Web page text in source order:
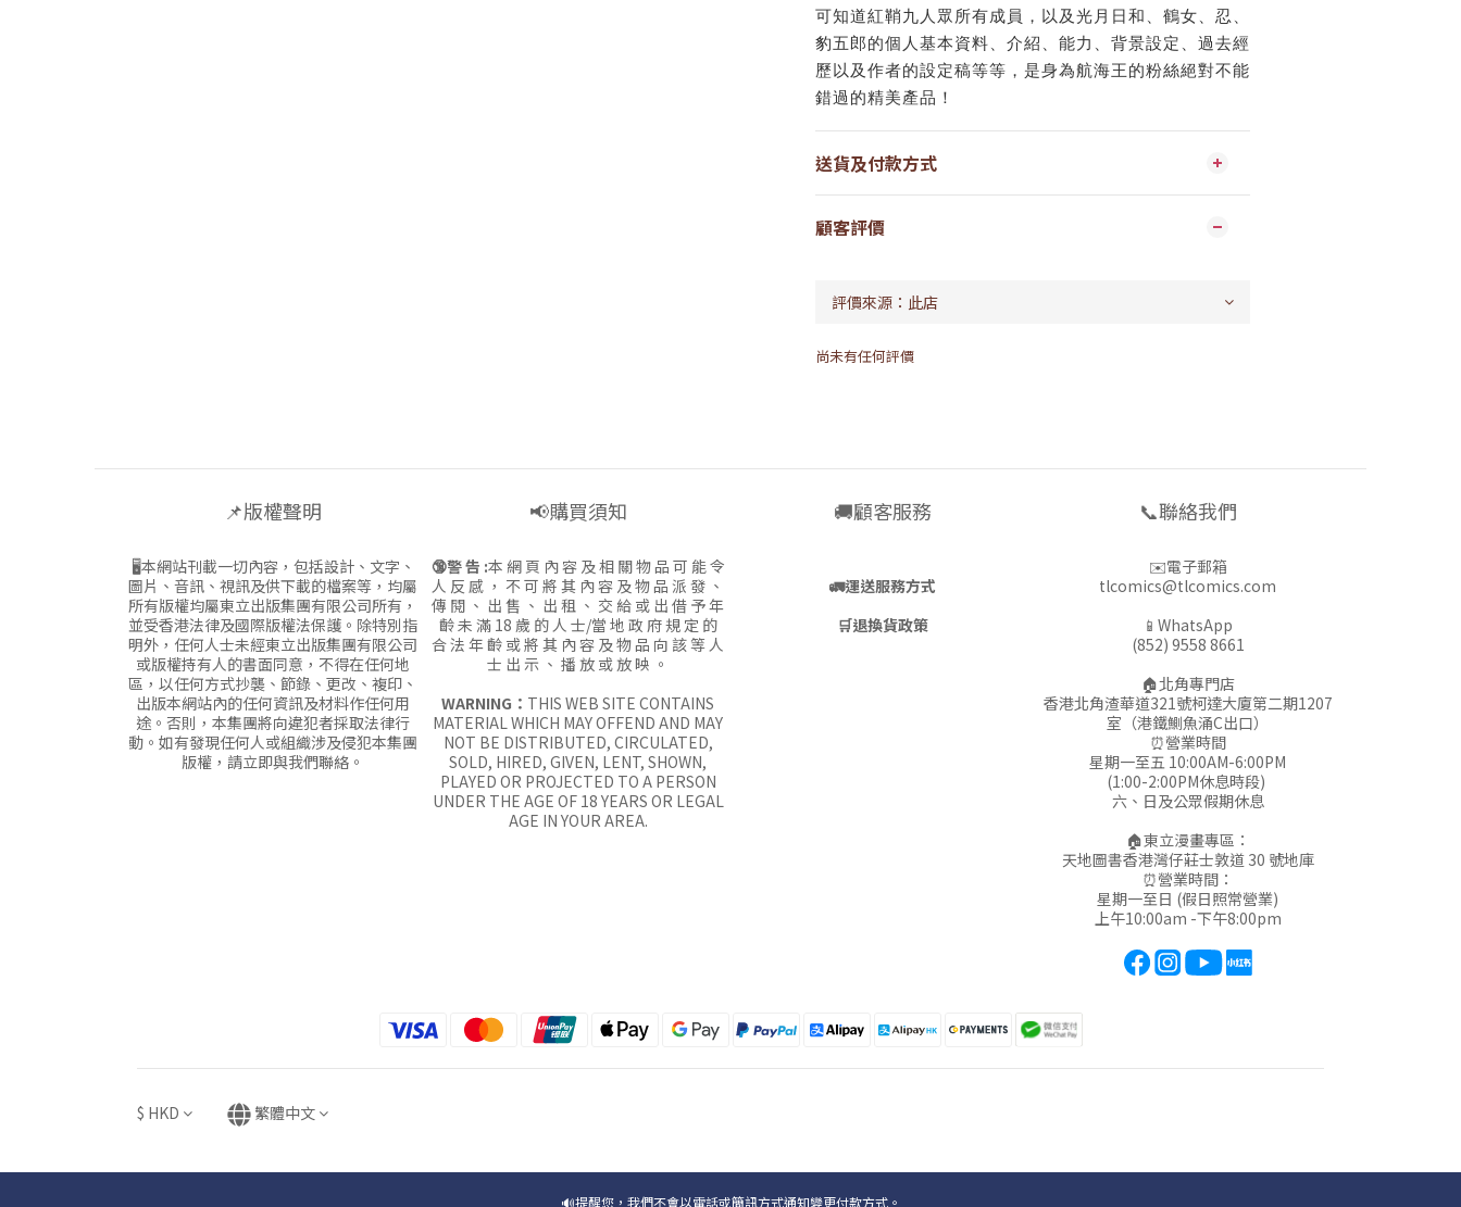
可知道紅鞘九人眾所有成員，以及光月日和、鶴女、忍、
豹五郎的個人基本資料、介紹、能力、背景設定、過去經
歷以及作者的設定稿等等，是身為航海王的粉絲絕對不能
錯過的精美產品！
送貨及付款方式
顧客評價
尚未有任何評價
📌版權聲明
🖥本網站刊載一切內容，包括設計、文字、
圖片、音訊、視訊及供下載的檔案等，均屬
所有版權均屬東立出版集團有限公司所有，
並受香港法律及國際版權法保護。除特別指
明外，任何人士未經東立出版集團有限公司
或版權持有人的書面同意，不得在任何地
區，以任何方式抄襲、節錄、更改、複印、
出版本網站內的任何資訊及材料作任何用
途。否則，本集團將向違犯者採取法律行
動。如有發現任何人或組織涉及侵犯本集團
版權，請立即與我們聯絡。
📢購買須知
🔞警 告 :本 網 頁 內 容 及 相 關 物 品 可 能 令
人 反 感 ， 不 可 將 其 內 容 及 物 品 派 發 、
傳 閱 、 出 售 、 出 租 、 交 給 或 出 借 予 年
齡 未 滿 18 歲 的 人 士/當 地 政 府 規 定 的
合 法 年 齡 或 將 其 內 容 及 物 品 向 該 等 人
士 出 示 、 播 放 或 放 映 。
WARNING： THIS WEB SITE CONTAINS
MATERIAL WHICH MAY OFFEND AND MAY
NOT BE DISTRIBUTED, CIRCULATED,
SOLD, HIRED, GIVEN, LENT, SHOWN,
PLAYED OR PROJECTED TO A PERSON
UNDER THE AGE OF 18 YEARS OR LEGAL
AGE IN YOUR AREA.
🚚顧客服務
🚛運送服務方式
🛒退換貨政策
📞聯絡我們
✉️電子郵箱
tlcomics@tlcomics.com
📱WhatsApp
(852) 9558 8661
🏠北角專門店
香港北角渣華道321號柯達大廈第二期1207
室（港鐵鰂魚涌C出口）
⏰營業時間
星期一至五 10:00AM-6:00PM
(1:00-2:00PM休息時段)
六、日及公眾假期休息
🏠東立漫畫專區：
天地圖書香港灣仔莊士敦道 30 號地庫
⏰營業時間：
星期一至日 (假日照常營業)
上午10:00am -下午8:00pm
$ HKD 繁體中文
🔊提醒您，我們不會以電話或簡訊方式通知變更付款方式。